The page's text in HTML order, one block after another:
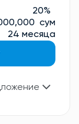
20%
сум
24 месяца